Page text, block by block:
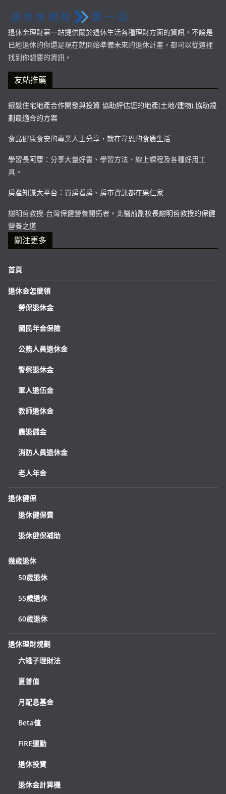
退休金理財第一站提供關於退休生活各種理財方面的資訊，不論是
已經退休的你還是現在就開始準備未來的退休計畫，都可以從這裡
找到你想要的資訊。
友站推薦
銀髮住宅地產合作開發與投資 協助評估您的地產(土地/建物),協助規
劃最適合的方案
食品健康食安的專業人士分享， 就在韋恩的食農生活
學習長阿康 ：分享大量好書、學習方法、線上課程及各種好用工
具。
房產知識大平台：買房看房、房市資訊都在果仁家
謝明哲教授-台灣保健營養開拓者。 北醫前副校長謝明哲教授的保健
營養之道
關注更多
首頁
退休金怎麼領
勞保退休金
國民年金保險
公務人員退休金
警察退休金
軍人退伍金
教師退休金
農退儲金
消防人員退休金
老人年金
退休健保
退休健保費
退休健保補助
幾歲退休
50歲退休
55歲退休
60歲退休
退休理財規劃
六罐子理財法
夏普值
月配息基金
Beta值
FIRE運動
退休投資
退休金計算機